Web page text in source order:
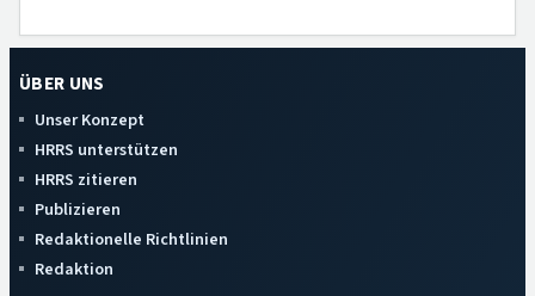
ÜBER UNS
Unser Konzept
HRRS unterstützen
HRRS zitieren
Publizieren
Redaktionelle Richtlinien
Redaktion